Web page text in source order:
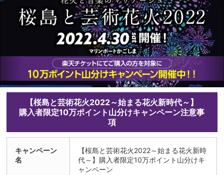
【桜島と芸術花火2022～始まる花火新時代～】
購入者限定10万ポイント山分けキャンペーン注意事
項
キャンペーン
名
【桜島と芸術花火2022～始まる花火新時
代～】購入者限定10万ポイント山分けキ
ャンペーン